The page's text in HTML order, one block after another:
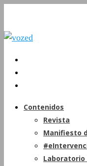
Contenidos
Revista
Manifiesto
Laboratorio